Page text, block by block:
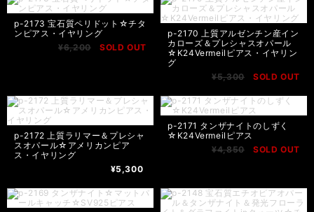
p-2173 宝石質ペリドット☆チタ
ンピアス・イヤリング
¥6,200
SOLD OUT
p-2170 上質アルゼンチン産イン
カローズ＆プレシャスオパール
☆K24Vermeilピアス・イヤリン
グ
¥5,300
SOLD OUT
p-2172 上質ラリマー＆プレシャ
スオパール☆アメリカンピア
ス・イヤリング
¥5,300
p-2171 タンザナイトのしずく
☆K24Vermeilピアス
¥4,850
SOLD OUT